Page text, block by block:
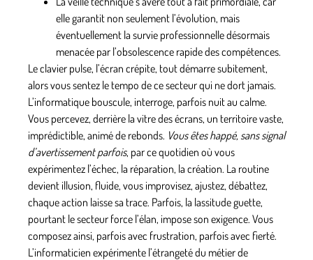
elle garantit non seulement l’évolution, mais
éventuellement la survie professionnelle désormais
menacée par l’obsolescence rapide des compétences.
Le clavier pulse, l’écran crépite, tout démarre subitement,
alors vous sentez le tempo de ce secteur qui ne dort jamais.
L’informatique bouscule, interroge, parfois nuit au calme.
Vous percevez, derrière la vitre des écrans, un territoire vaste,
imprédictible, animé de rebonds. Vous êtes happé, sans signal
d’avertissement parfois, par ce quotidien où vous
expérimentez l’échec, la réparation, la création. La routine
devient illusion, fluide, vous improvisez, ajustez, débattez,
chaque action laisse sa trace. Parfois, la lassitude guette,
pourtant le secteur force l’élan, impose son exigence. Vous
composez ainsi, parfois avec frustration, parfois avec fierté.
L’informaticien expérimente l’étrangeté du métier de